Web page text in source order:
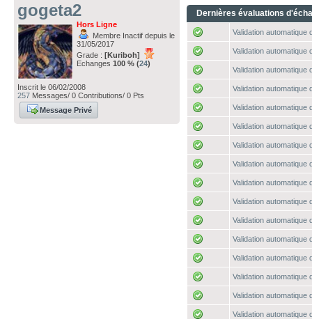
gogeta2
Hors Ligne
Membre Inactif depuis le
31/05/2017
Grade : [Kuriboh]
Echanges 100 % (24)
Inscrit le 06/02/2008
257 Messages/ 0 Contributions/ 0 Pts
Message Privé
Dernières évaluations
Validation automatique
Validation automatique
Validation automatique
Validation automatique
Validation automatique
Validation automatique
Validation automatique
Validation automatique
Validation automatique
Validation automatique
Validation automatique
Validation automatique
Validation automatique
Validation automatique
Validation automatique
Validation automatique